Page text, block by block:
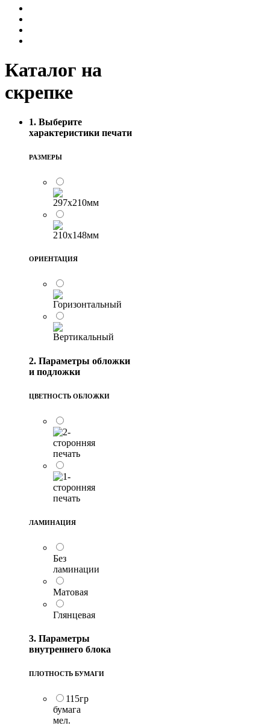
Каталог на
скрепке
1. Выберите
характеристики печати
РАЗМЕРЫ
ОРИЕНТАЦИЯ
2. Параметры обложки
и подложки
ЦВЕТНОСТЬ ОБЛОЖКИ
ЛАМИНАЦИЯ
Без
ламинации
Матовая
Глянцевая
3. Параметры
внутреннего блока
ПЛОТНОСТЬ БУМАГИ
115гр
бумага
мел.